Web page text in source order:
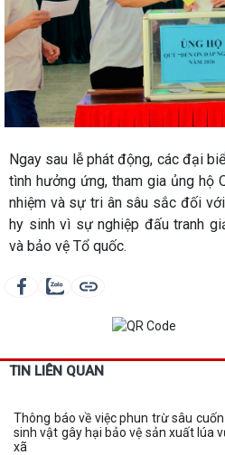
Ngay sau lễ phát động, các đại
tình hưởng ứng, tham gia ủng hộ
nhiệm và sự tri ân sâu sắc đối
hy sinh vì sự nghiệp đấu tranh
và bảo vệ Tổ quốc.
TIN LIÊN QUAN
Thông báo về việc phun trừ sâu
sinh vật gây hại bảo vệ sản xuất lúa
xã